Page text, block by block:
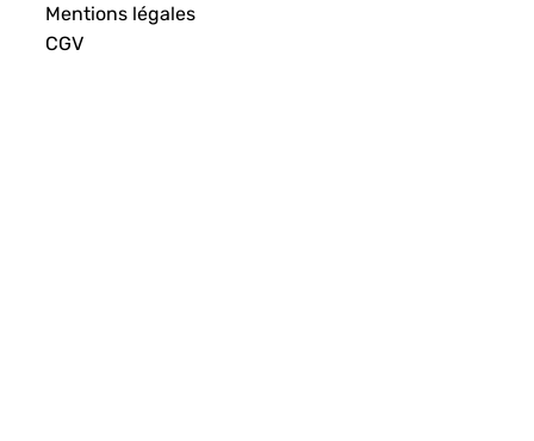
Mentions légales
CGV